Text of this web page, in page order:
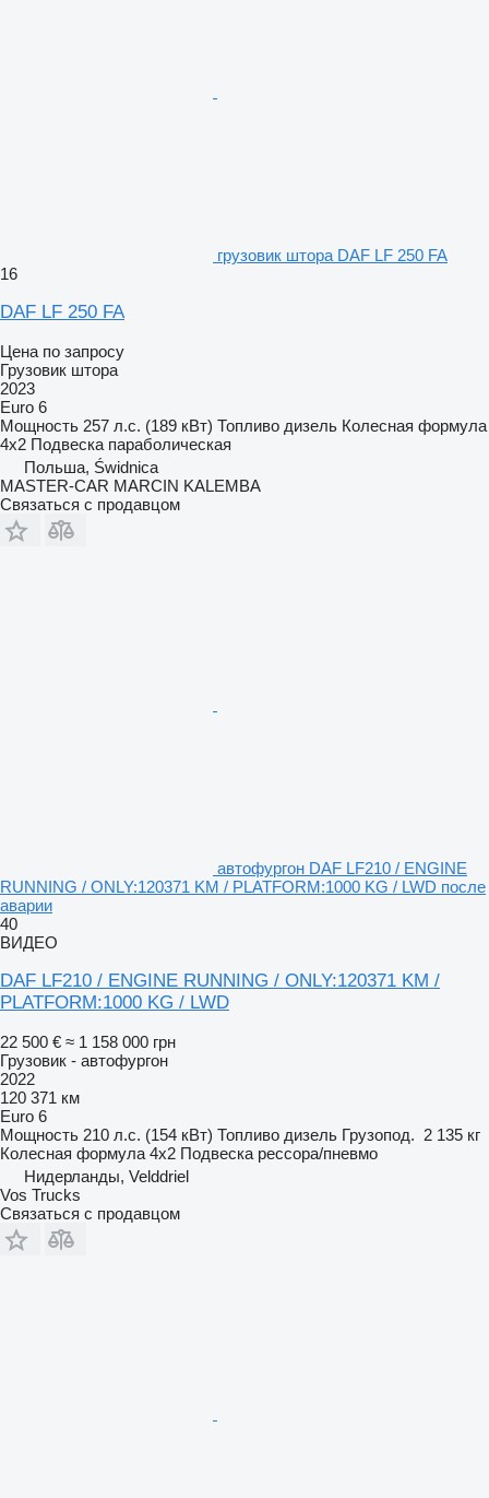
грузовик штора DAF LF 250 FA
16
DAF LF 250 FA
Цена по запросу
Грузовик штора
2023
Euro 6
Мощность 257 л.с. (189 кВт) Топливо дизель Колесная формула
4x2 Подвеска параболическая
Польша, Świdnica
MASTER-CAR MARCIN KALEMBA
Связаться с продавцом
автофургон DAF LF210 / ENGINE
RUNNING / ONLY:120371 KM / PLATFORM:1000 KG / LWD после
аварии
40
ВИДЕО
DAF LF210 / ENGINE RUNNING / ONLY:120371 KM /
PLATFORM:1000 KG / LWD
22 500 € ≈ 1 158 000 грн
Грузовик - автофургон
2022
120 371 км
Euro 6
Мощность 210 л.с. (154 кВт) Топливо дизель Грузопод. 2 135 кг
Колесная формула 4x2 Подвеска рессора/пневмо
Нидерланды, Velddriel
Vos Trucks
Связаться с продавцом